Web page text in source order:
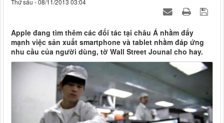
Thứ sáu - 08/11/2013 03:04
Apple đang tìm thêm các đối tác tại châu Á nhằm đẩy
mạnh việc sản xuất smartphone và tablet nhằm đáp ứng
nhu cầu của người dùng, tờ Wall Street Jounal cho hay.